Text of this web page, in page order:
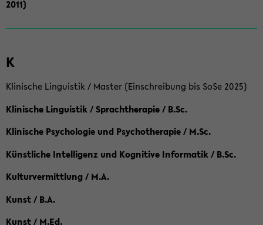
2011)
K
Klinische Linguistik / Master (Einschreibung bis SoSe 2025)
Klinische Linguistik / Sprachtherapie / B.Sc.
Klinische Psychologie und Psychotherapie / M.Sc.
Künstliche Intelligenz und Kognitive Informatik / B.Sc.
Kulturvermittlung / M.A.
Kunst / B.A.
Kunst / M.Ed.